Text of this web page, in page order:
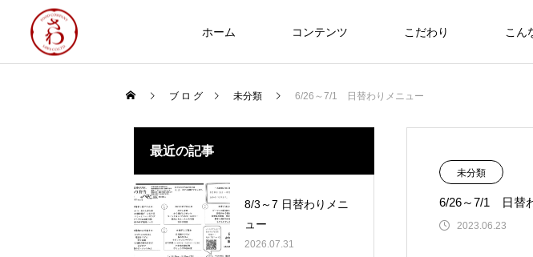
ホーム コンテンツ こだわり こん
Thoughts on
food
さわおせ
NEW
ブ ロ グ 未分類 6/26～7/1 日替わりメニュー
未分類
6/26～7/1 日替
2023.06.23
最近の記事
8/3～7 日替わりメニ
ュー
2026.07.31